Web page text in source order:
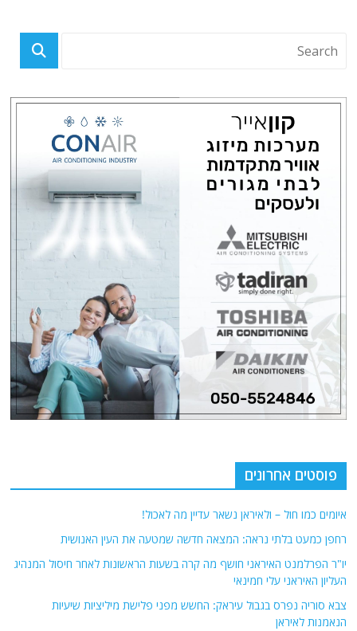
פוסטים אחרונים
איומים כמו חול – ולאיראן נשאר עדיין מה לאכול!
רחפן כמעט בלתי נראה: המצאה חדשה שמטעה את העין האנושית
יו"ר הפרלמנט האיראני חושף מה קרה בשעות הראשונות לאחר חיסול המנהיג
העליון האיראני עלי חמינאי
צבא סוריה נפרס בגבול עיראק: החשש מפני פלישת מיליציות שיעיות
הנאמנות לאיראן